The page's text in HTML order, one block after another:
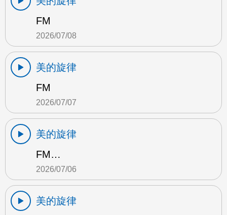
FM
2026/07/08
美的旋律
FM
2026/07/07
美的旋律
FM…
2026/07/06
美的旋律